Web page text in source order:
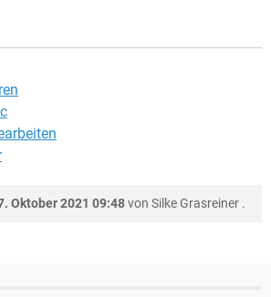
Oktober 2021 09:48von Silke Grasreiner .